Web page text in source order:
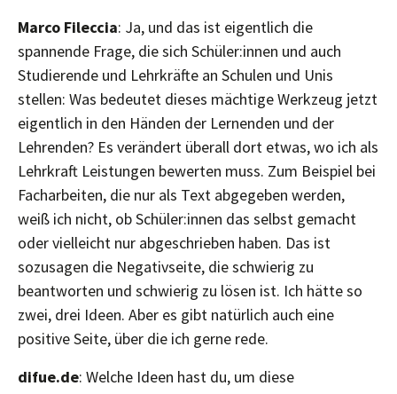
Marco Fileccia: Ja, und das ist eigentlich die
spannende Frage, die sich Schüler:innen und auch
Studierende und Lehrkräfte an Schulen und Unis
stellen: Was bedeutet dieses mächtige Werkzeug jetzt
eigentlich in den Händen der Lernenden und der
Lehrenden? Es verändert überall dort etwas, wo ich als
Lehrkraft Leistungen bewerten muss. Zum Beispiel bei
Facharbeiten, die nur als Text abgegeben werden,
weiß ich nicht, ob Schüler:innen das selbst gemacht
oder vielleicht nur abgeschrieben haben. Das ist
sozusagen die Negativseite, die schwierig zu
beantworten und schwierig zu lösen ist. Ich hätte so
zwei, drei Ideen. Aber es gibt natürlich auch eine
positive Seite, über die ich gerne rede.
difue.de: Welche Ideen hast du, um diese